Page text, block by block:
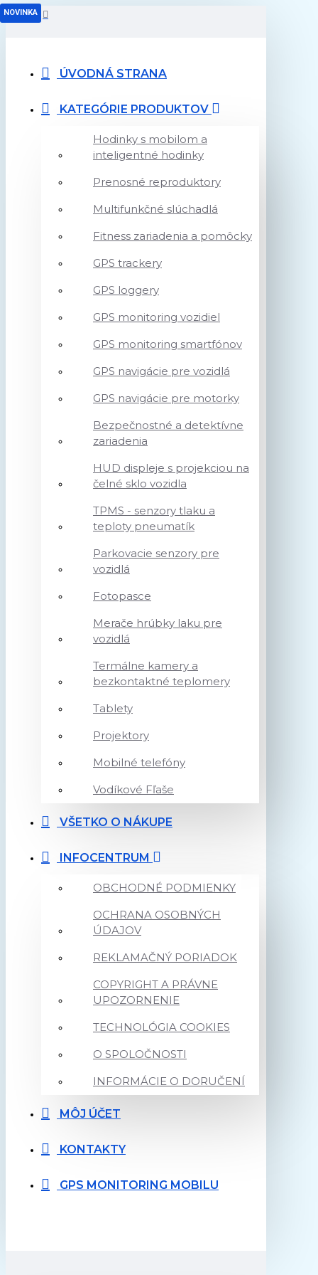
MENU
ÚVODNÁ STRANA
KATEGÓRIE PRODUKTOV
Hodinky s mobilom a
inteligentné hodinky
Prenosné reproduktory
Multifunkčné slúchadlá
Fitness zariadenia a pomôcky
GPS trackery
GPS loggery
GPS monitoring vozidiel
GPS monitoring smartfónov
GPS navigácie pre vozidlá
GPS navigácie pre motorky
Bezpečnostné a detektívne
zariadenia
HUD displeje s projekciou na
čelné sklo vozidla
TPMS - senzory tlaku a
teploty pneumatík
Parkovacie senzory pre
vozidlá
Fotopasce
Merače hrúbky laku pre
vozidlá
Termálne kamery a
bezkontaktné teplomery
Tablety
Projektory
Mobilné telefóny
Vodíkové Fľaše
VŠETKO O NÁKUPE
INFOCENTRUM
OBCHODNÉ PODMIENKY
OCHRANA OSOBNÝCH
ÚDAJOV
REKLAMAČNÝ PORIADOK
COPYRIGHT A PRÁVNE
UPOZORNENIE
TECHNOLÓGIA COOKIES
O SPOLOČNOSTI
INFORMÁCIE O DORUČENÍ
MÔJ ÚČET
KONTAKTY
GPS MONITORING MOBILU
NOVINKA